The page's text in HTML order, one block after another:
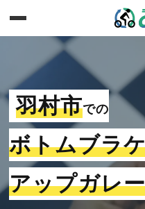
羽村市での
ボトムブラ
アップガレ